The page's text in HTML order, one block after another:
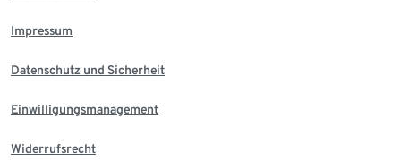
Impressum
Datenschutz und Sicherheit
Einwilligungsmanagement
Widerrufsrecht